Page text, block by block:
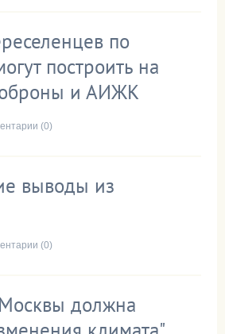
по
построить на
и АИЖК
(0)
выводы из
(0)
должна